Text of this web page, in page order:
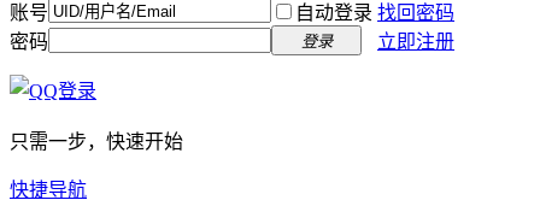
账号 自动登录 找回密码
密码
登录 立即注册
只需一步，快速开始
快捷导航